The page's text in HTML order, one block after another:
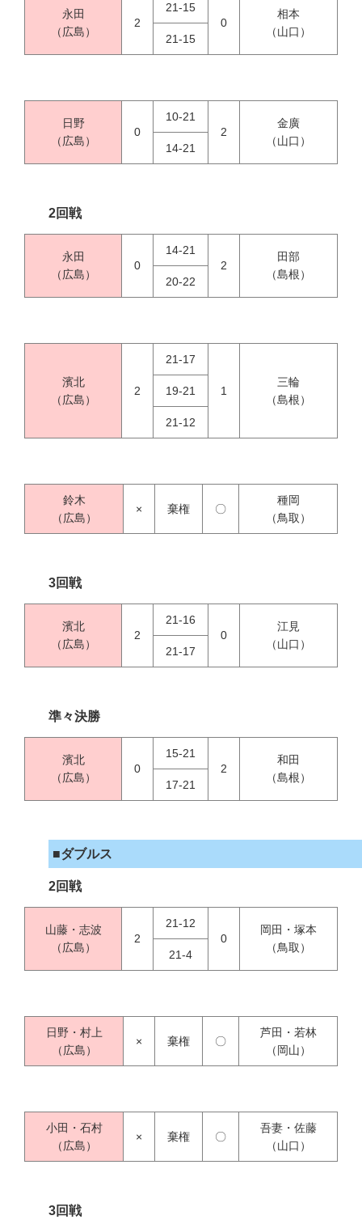
永田
（広島）
2
21-15
0
相本
（山口）
21-15
日野
（広島）
0
10-21
2
金廣
（山口）
14-21
2回戦
永田
（広島）
0
14-21
2
田部
（島根）
20-22
濱北
（広島）
2
21-17
1
三輪
（島根）
19-21
21-12
鈴木
（広島）
× 棄権 〇
種岡
（鳥取）
3回戦
濱北
（広島）
2
21-16
0
江見
（山口）
21-17
準々決勝
濱北
（広島）
0
15-21
2
和田
（島根）
17-21
■ダブルス
2回戦
山藤・志波
（広島）
2
21-12
0
岡田・塚本
（鳥取）
21-4
日野・村上
（広島）
× 棄権 〇
芦田・若林
（岡山）
小田・石村
（広島）
× 棄権 〇
吾妻・佐藤
（山口）
3回戦